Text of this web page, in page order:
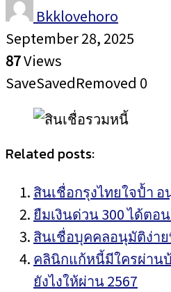
Bkklovehoro
September 28, 2025
87Views
SaveSavedRemoved 0
Related posts:
สินเชื่อกรุงไทยใจป้ำ
ยืมเงินด่วน 300 ได้ตอ
สินเชื่อบุคคลอนุมัติง่าย
คลินิกแก้หนี้มีใครผ่าน
ยังไงให้ผ่าน 2567